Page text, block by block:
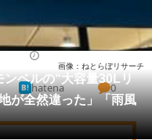
チ
ベルの“大容量30Lリ
が全然違った」「雨風
画像：ねとらぼリサーチ
hatena 0